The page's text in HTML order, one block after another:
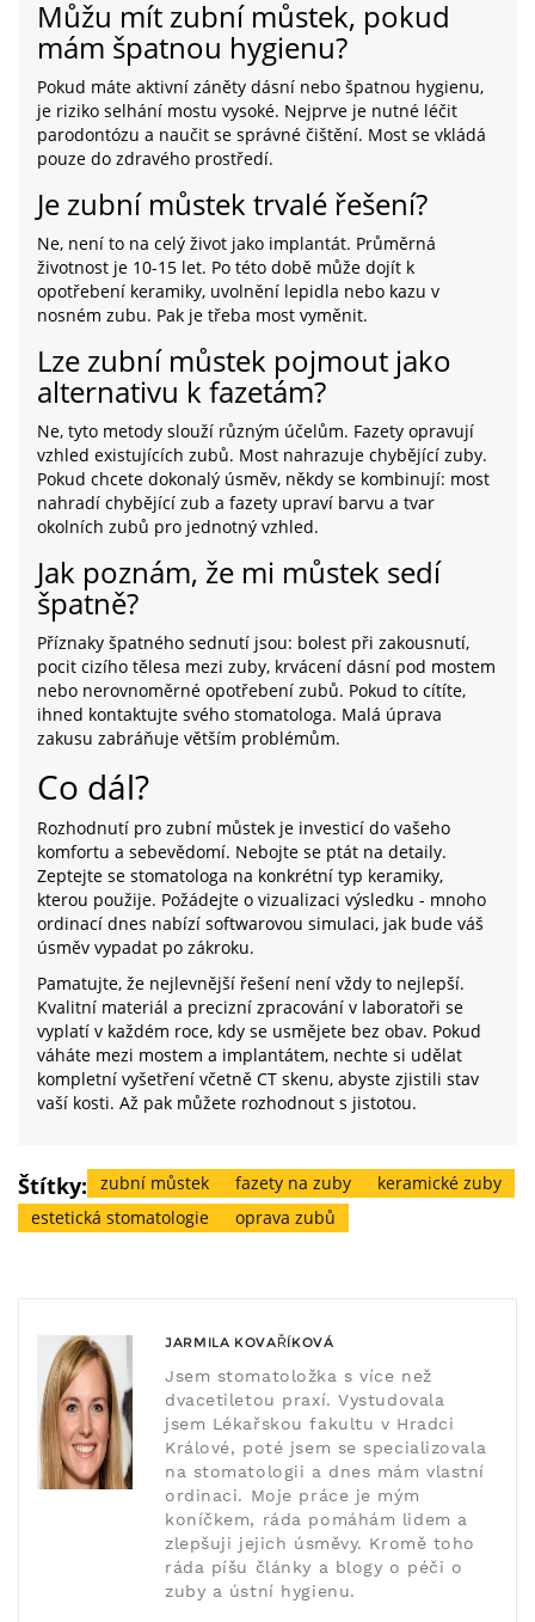
Můžu mít zubní můstek, pokud
mám špatnou hygienu?
Pokud máte aktivní záněty dásní nebo špatnou hygienu,
je riziko selhání mostu vysoké. Nejprve je nutné léčit
parodontózu a naučit se správné čištění. Most se vkládá
pouze do zdravého prostředí.
Je zubní můstek trvalé řešení?
Ne, není to na celý život jako implantát. Průměrná
životnost je 10-15 let. Po této době může dojít k
opotřebení keramiky, uvolnění lepidla nebo kazu v
nosném zubu. Pak je třeba most vyměnit.
Lze zubní můstek pojmout jako
alternativu k fazetám?
Ne, tyto metody slouží různým účelům. Fazety opravují
vzhled existujících zubů. Most nahrazuje chybějící zuby.
Pokud chcete dokonalý úsměv, někdy se kombinují: most
nahradí chybějící zub a fazety upraví barvu a tvar
okolních zubů pro jednotný vzhled.
Jak poznám, že mi můstek sedí
špatně?
Příznaky špatného sednutí jsou: bolest při zakousnutí,
pocit cizího tělesa mezi zuby, krvácení dásní pod mostem
nebo nerovnoměrné opotřebení zubů. Pokud to cítíte,
ihned kontaktujte svého stomatologa. Malá úprava
zakusu zabráňuje větším problémům.
Co dál?
Rozhodnutí pro zubní můstek je investicí do vašeho
komfortu a sebevědomí. Nebojte se ptát na detaily.
Zeptejte se stomatologa na konkrétní typ keramiky,
kterou použije. Požádejte o vizualizaci výsledku - mnoho
ordinací dnes nabízí softwarovou simulaci, jak bude váš
úsměv vypadat po zákroku.
Pamatujte, že nejlevnější řešení není vždy to nejlepší.
Kvalitní materiál a precizní zpracování v laboratoři se
vyplatí v každém roce, kdy se usmějete bez obav. Pokud
váháte mezi mostem a implantátem, nechte si udělat
kompletní vyšetření včetně CT skenu, abyste zjistili stav
vaší kosti. Až pak můžete rozhodnout s jistotou.
Štítky: zubní můstek fazety na zuby
keramické zuby
estetická stomatologie
oprava zubů
JARMILA KOVAŘÍKOVÁ
Jsem stomatoložka s více než
dvacetiletou praxí. Vystudovala
jsem Lékařskou fakultu v Hradci
Králové, poté jsem se specializovala
na stomatologii a dnes mám vlastní
ordinaci. Moje práce je mým
koníčkem, ráda pomáhám lidem a
zlepšuji jejich úsměvy. Kromě toho
ráda píšu články a blogy o péči o
zuby a ústní hygienu.